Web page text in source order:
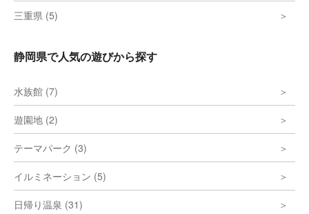
三重県 (5)
静岡県で人気の遊びから探す
水族館 (7)
遊園地 (2)
テーマパーク (3)
イルミネーション (5)
日帰り温泉 (31)